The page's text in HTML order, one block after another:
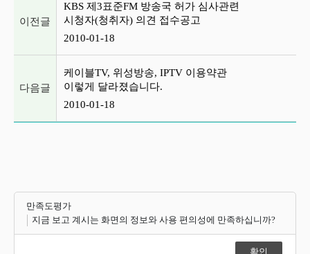
이전글
KBS 제3표준FM 방송국 허가 심사관련
시청자(청취자) 의견 접수공고
2010-01-18
다음글
케이블TV, 위성방송, IPTV 이용약관
이렇게 달라졌습니다.
2010-01-18
만족도평가
지금 보고 계시는 화면의 정보와 사용 편의성에 만족하십니까?